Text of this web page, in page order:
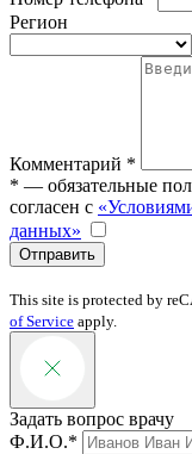
Регион
Комментарий *
* — обязательные
согласен с
данных»
Отправить
This site is protected by
of Service apply.
Задать вопрос врачу
Ф.И.О.*